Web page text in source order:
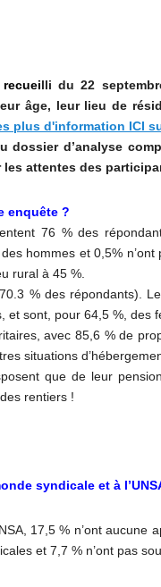
lli du 22
âge, leur lieu de
plus d'information ICI
d’analyse
attentes des
enquête ?
76 % des
hommes et 0,5% n’ont
rural à 45 %.
% des répondants).
et sont, pour 64,5 %, des
avec 85,6 % de
situations
que de leur
rentiers !
syndicale et à l’
, 17,5 % n’ont aucune
et 7,7 % n’ont pas